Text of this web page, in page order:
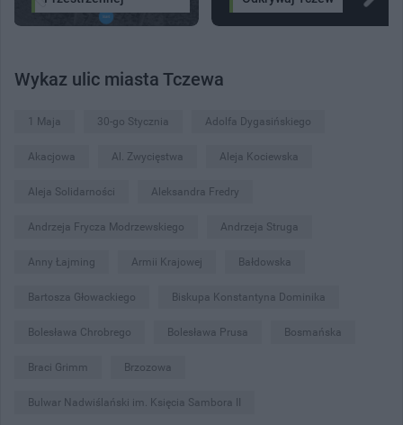
Wykaz ulic miasta Tczewa
1 Maja 30-go Stycznia Adolfa Dygasińskiego
Akacjowa Al. Zwycięstwa Aleja Kociewska
Aleja Solidarności Aleksandra Fredry
Andrzeja Frycza Modrzewskiego Andrzeja Struga
Anny Łajming Armii Krajowej Bałdowska
Bartosza Głowackiego Biskupa Konstantyna Dominika
Bolesława Chrobrego Bolesława Prusa Bosmańska
Braci Grimm Brzozowa
Bulwar Nadwiślański im. Księcia Sambora II